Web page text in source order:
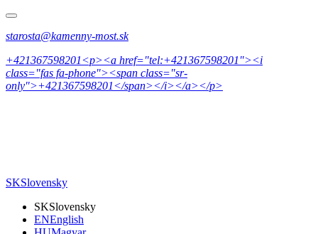
starosta@kamenny-most.sk
+421367598201<p><a href="tel:+421367598201"><i
class="fas fa-phone"><span class="sr-
only">+421367598201</span></i></a></p>
SKSlovensky
SKSlovensky
ENEnglish